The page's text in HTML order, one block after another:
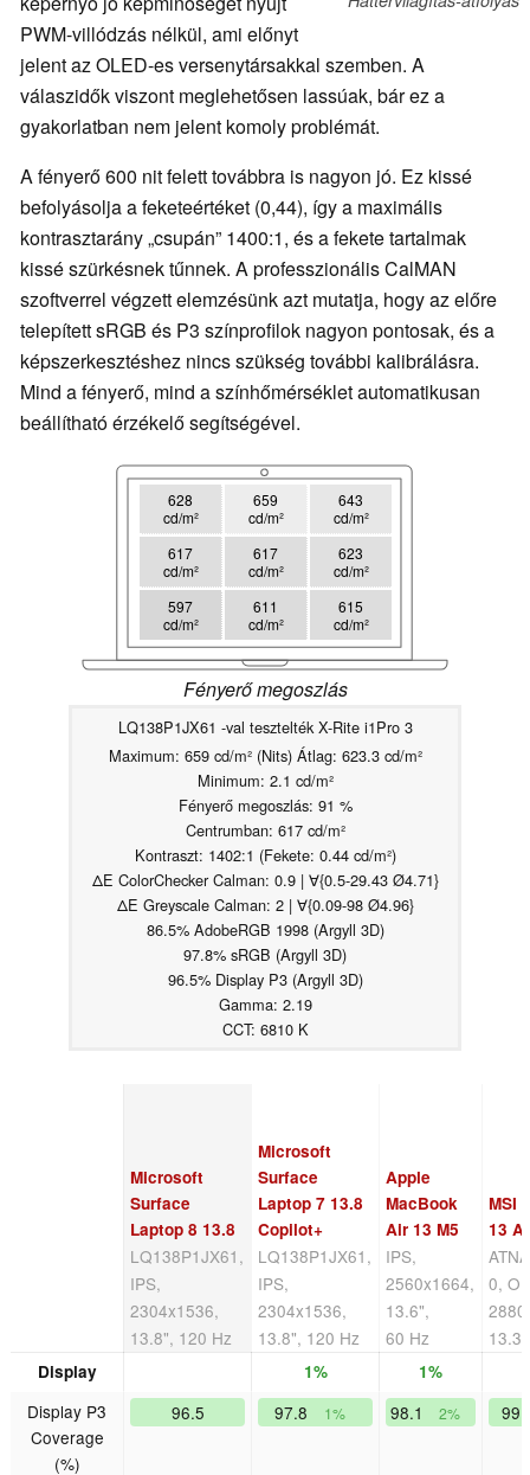
PWM-villódzás nélkül, ami előnyt
jelent az OLED-es versenytársakkal szemben. A
válaszidők viszont meglehetősen lassúak, bár ez a
gyakorlatban nem jelent komoly problémát.
A fényerő 600 nit felett továbbra is nagyon jó. Ez kissé
befolyásolja a feketeértéket (0,44), így a maximális
kontrasztarány „csupán” 1400:1, és a fekete tartalmak
kissé szürkésnek tűnnek. A professzionális CalMAN
szoftverrel végzett elemzésünk azt mutatja, hogy az előre
telepített sRGB és P3 színprofilok nagyon pontosak, és a
képszerkesztéshez nincs szükség további kalibrálásra.
Mind a fényerő, mind a színhőmérséklet automatikusan
beállítható érzékelő segítségével.
628
cd/m²
659
cd/m²
643
cd/m²
617
cd/m²
617
cd/m²
623
cd/m²
597
cd/m²
611
cd/m²
615
cd/m²
Fényerő megoszlás
LQ138P1JX61 -val tesztelték X-Rite i1Pro 3
Maximum: 659 cd/m² (Nits) Átlag: 623.3 cd/m²
Minimum: 2.1 cd/m²
Fényerő megoszlás: 91 %
Centrumban: 617 cd/m²
Kontraszt: 1402:1 (Fekete: 0.44 cd/m²)
ΔE ColorChecker Calman: 0.9 | ∀{0.5-29.43 Ø4.71}
ΔE Greyscale Calman: 2 | ∀{0.09-98 Ø4.96}
86.5% AdobeRGB 1998 (Argyll 3D)
97.8% sRGB (Argyll 3D)
96.5% Display P3 (Argyll 3D)
Gamma: 2.19
CCT: 6810 K
Microsoft
Surface
Laptop 8 13.8
LQ138P1JX61,
IPS,
2304x1536,
13.8", 120 Hz
Microsoft
Surface
Laptop 7 13.8
Copilot+
LQ138P1JX61,
IPS,
2304x1536,
13.8", 120 Hz
Apple
MacBook
Air 13 M5
IPS,
2560x1664,
13.6",
60 Hz
MSI
13
0,
Display 1% 1%
Display P3
Coverage
(%)
96.5 97.8 1% 98.1 2%